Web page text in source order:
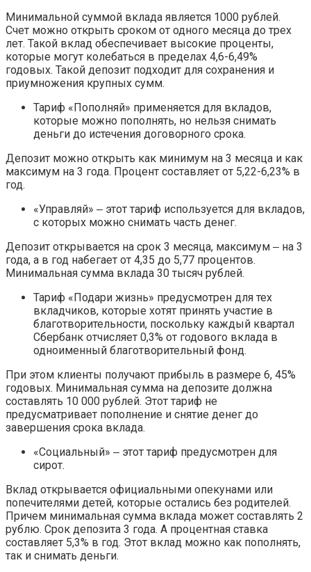
Минимальной суммой вклада является 1000 рублей.
Счет можно открыть сроком от одного месяца до трех
лет. Такой вклад обеспечивает высокие проценты,
которые могут колебаться в пределах 4,6-6,49%
годовых. Такой депозит подходит для сохранения и
приумножения крупных сумм.
Тариф «Пополняй» применяется для вкладов,
которые можно пополнять, но нельзя снимать
деньги до истечения договорного срока.
Депозит можно открыть как минимум на 3 месяца и как
максимум на 3 года. Процент составляет от 5,22-6,23% в
год.
«Управляй» ‒ этот тариф используется для вкладов,
с которых можно снимать часть денег.
Депозит открывается на срок 3 месяца, максимум ‒ на 3
года, а в год набегает от 4,35 до 5,77 процентов.
Минимальная сумма вклада 30 тысяч рублей.
Тариф «Подари жизнь» предусмотрен для тех
вкладчиков, которые хотят принять участие в
благотворительности, поскольку каждый квартал
Сбербанк отчисляет 0,3% от годового вклада в
одноименный благотворительный фонд.
При этом клиенты получают прибыль в размере 6, 45%
годовых. Минимальная сумма на депозите должна
составлять 10 000 рублей. Этот тариф не
предусматривает пополнение и снятие денег до
завершения срока вклада.
«Социальный» ‒ этот тариф предусмотрен для
сирот.
Вклад открывается официальными опекунами или
попечителями детей, которые остались без родителей.
Причем минимальная сумма вклада может составлять 2
рублю. Срок депозита 3 года. А процентная ставка
составляет 5,3% в год. Этот вклад можно как пополнять,
так и снимать деньги.